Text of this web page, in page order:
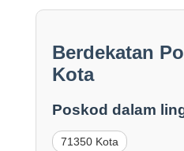
Berdekatan
Kota
Poskod dalam
71350 Kota